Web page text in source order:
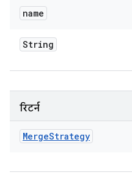
name
String
रिटर्न
MergeStrategy